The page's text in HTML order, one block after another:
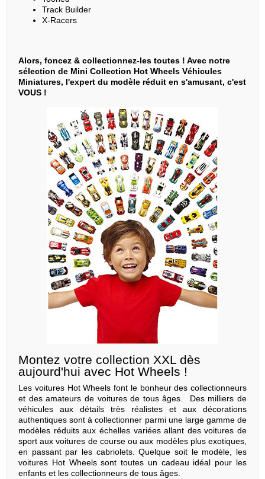
Track Builder
X-Racers
Alors, foncez & collectionnez-les toutes ! Avec notre
sélection de Mini Collection Hot Wheels Véhicules
Miniatures, l'expert du modèle réduit en s'amusant, c'est
VOUS !
Montez votre collection XXL dès
aujourd'hui avec Hot Wheels !
Les voitures Hot Wheels font le bonheur des collectionneurs
et des amateurs de voitures de tous âges. Des milliers de
véhicules aux détails très réalistes et aux décorations
authentiques sont à collectionner parmi une large gamme de
modèles réduits aux échelles variées allant des voitures de
sport aux voitures de course ou aux modèles plus exotiques,
en passant par les cabriolets. Quelque soit le modèle, les
voitures Hot Wheels sont toutes un cadeau idéal pour les
enfants et les collectionneurs de tous âges.